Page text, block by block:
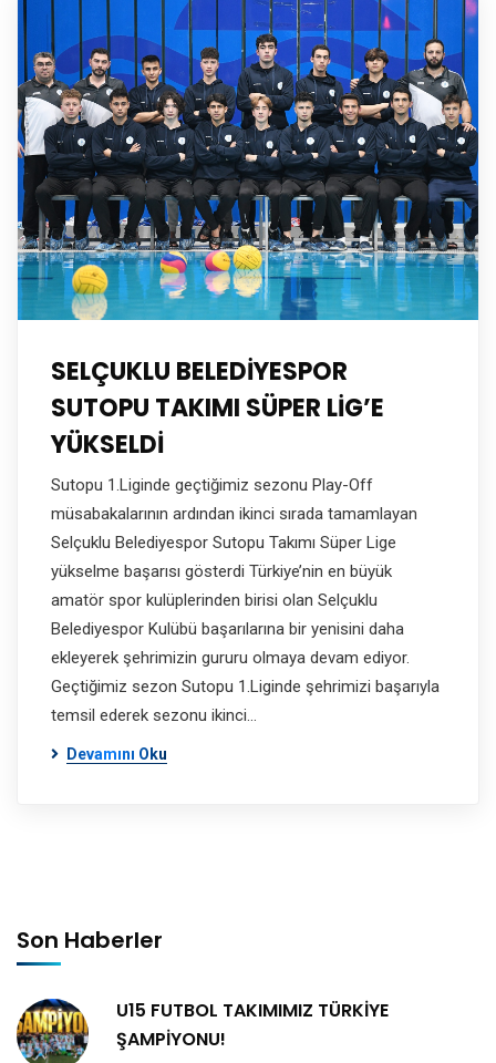
SELÇUKLU BELEDİYESPOR
SUTOPU TAKIMI SÜPER LİG’E
YÜKSELDİ
Sutopu 1.Liginde geçtiğimiz sezonu Play-Off
müsabakalarının ardından ikinci sırada tamamlayan
Selçuklu Belediyespor Sutopu Takımı Süper Lige
yükselme başarısı gösterdi Türkiye’nin en büyük
amatör spor kulüplerinden birisi olan Selçuklu
Belediyespor Kulübü başarılarına bir yenisini daha
ekleyerek şehrimizin gururu olmaya devam ediyor.
Geçtiğimiz sezon Sutopu 1.Liginde şehrimizi başarıyla
temsil ederek sezonu ikinci…
Devamını Oku
Son Haberler
U15 FUTBOL TAKIMIMIZ TÜRKİYE
ŞAMPİYONU!